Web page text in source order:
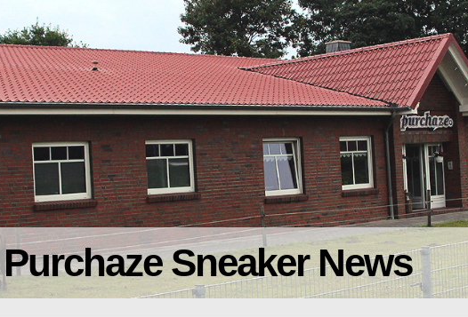
Purchaze Sneaker News